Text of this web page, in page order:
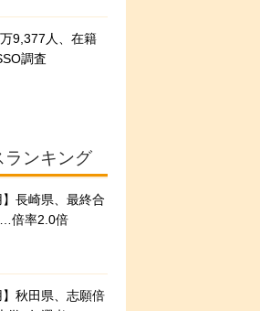
9,377人、在籍
調査
ランキング
】長崎県、最終合
倍率2.0倍
】秋田県、志願倍